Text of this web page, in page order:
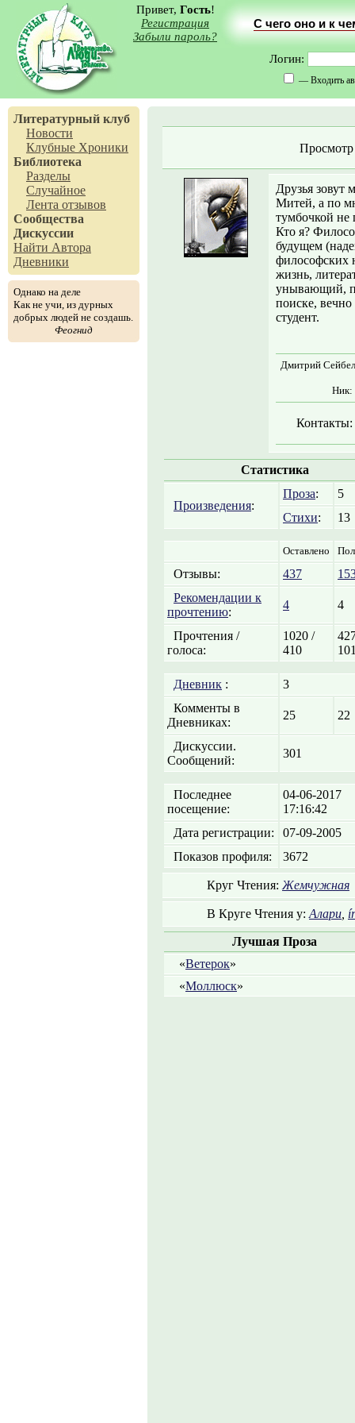
Привет, Гость!
Регистрация
Забыли пароль?
С чего оно и к
Логин:
— Входить
Литературный клуб
Новости
Клубные Хроники
Библиотека
Разделы
Случайное
Лента отзывов
Сообщества
Дискуссии
Найти Автора
Дневники
Однако на деле
Как не учи, из дурных
добрых людей не создашь.
Феогнид
Друзья зовут
Митей, а по
тумбочкой не
Кто я?
будущем
философских
жизнь,
унывающий,
поиске,
студент.
Дмитрий
Ник:
Контакты:
Статистика
Произведения:
Проза:
5
Стихи: 13
Оставлено
Отзывы: 437
Рекомендации к
прочтению:
4 4
Прочтения /
голоса:
1020 /
410
Дневник :
3
Комменты в
Дневниках:
25 22
Дискуссии.
Сообщений:
301
Последнее
посещение:
04-06-2017
17:16:42
Дата регистрации:
07-09-2005
Показов профиля:
3672
Круг Чтения: Жемчужная
В Круге Чтения у: Алари
Лучшая Проза
«Ветерок»
«Моллюск»